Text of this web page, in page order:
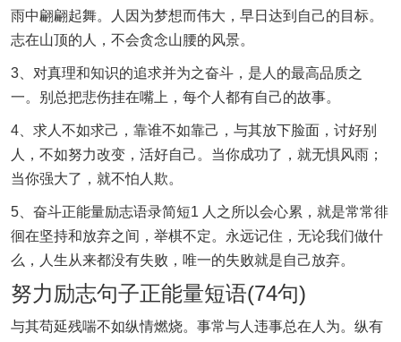
雨中翩翩起舞。人因为梦想而伟大，早日达到自己的目标。
志在山顶的人，不会贪念山腰的风景。
3、对真理和知识的追求并为之奋斗，是人的最高品质之
一。别总把悲伤挂在嘴上，每个人都有自己的故事。
4、求人不如求己，靠谁不如靠己，与其放下脸面，讨好别
人，不如努力改变，活好自己。当你成功了，就无惧风雨；
当你强大了，就不怕人欺。
5、奋斗正能量励志语录简短1 人之所以会心累，就是常常徘
徊在坚持和放弃之间，举棋不定。永远记住，无论我们做什
么，人生从来都没有失败，唯一的失败就是自己放弃。
努力励志句子正能量短语(74句)
与其苟延残喘不如纵情燃烧。事常与人违事总在人为。纵有